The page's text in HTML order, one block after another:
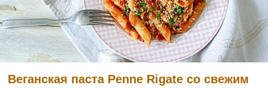
Веганская паста Penne Rigate со свежим